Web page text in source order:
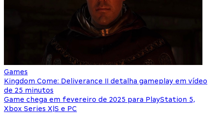
Games
Kingdom Come: Deliverance II detalha gameplay em vídeo
de 25 minutos
Game chega em fevereiro de 2025 para PlayStation 5,
Xbox Series X|S e PC